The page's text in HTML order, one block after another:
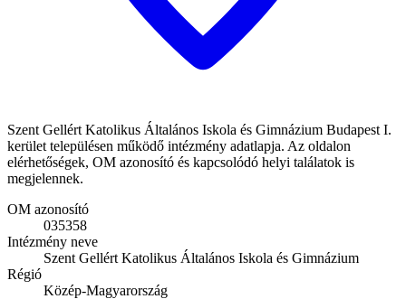
Szent Gellért Katolikus Általános Iskola és Gimnázium Budapest I.
kerület településen működő intézmény adatlapja. Az oldalon
elérhetőségek, OM azonosító és kapcsolódó helyi találatok is
megjelennek.
OM azonosító
035358
Intézmény neve
Szent Gellért Katolikus Általános Iskola és Gimnázium
Régió
Közép-Magyarország